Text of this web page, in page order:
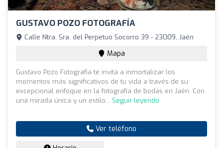
GUSTAVO POZO FOTOGRAFÍA
Calle Ntra. Sra. del Perpetuo Socorro 39 - 23009, Jaén
Mapa
Gustavo Pozo Fotografía te invita a inmortalizar los
momentos más significativos de tu vida a través de su
excepcional enfoque en la fotografía de bodas en Jaén. Con
una mirada única y un estilo... Seguir leyendo
Ver teléfono